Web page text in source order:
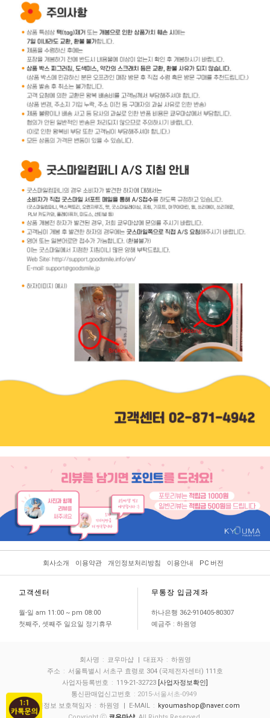
회사소개 이용약관 개인정보처리방침 이용안내 PC 버전
고객센터
월-일 am 11:00 ~ pm 08:00
첫째주, 셋째주 일요일 정기휴무
무통장 입금계좌
하나은행 362-910405-80307
예금주 : 하원영
회사명 : 쿄우마샵 | 대표자 : 하원영
주소 : 서울특별시 서초구 효령로 304 (국제전자센터) 111호
사업자등록번호 : 119-21-32723 [사업자정보확인]
통신판매업신고번호 : 2015-서울서초-0949
개인정보 보호책임자 : 하원영 | E-MAIL : kyoumashop@naver.com